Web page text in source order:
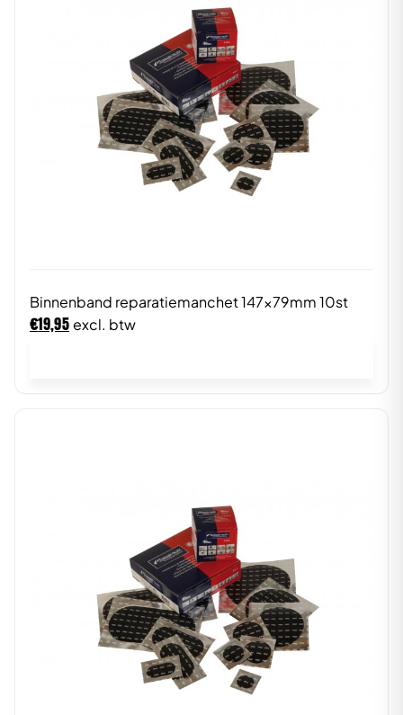
Binnenband reparatiemanchet 147x79mm 10st
€19,95 excl. btw